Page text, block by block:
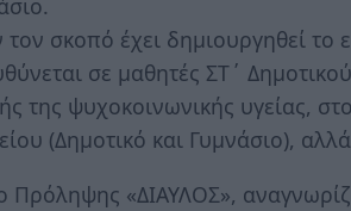
τον σκοπό έχει δημιουργηθεί το
σε μαθητές ΣΤ΄
της ψυχοκοινωνικής υγείας,
(Δημοτικό και Γυμνάσιο),
Πρόληψης «ΔΙΑΥΛΟΣ»,